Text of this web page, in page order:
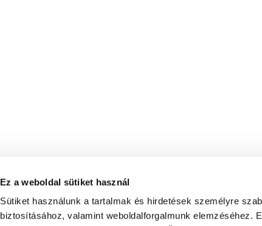
Ez a weboldal sütiket használ
Sütiket használunk a tartalmak és hirdetések személyre
biztosításához, valamint weboldalforgalmunk elemzéséhez.
ADATVÉDELMI NYILATKOZAT